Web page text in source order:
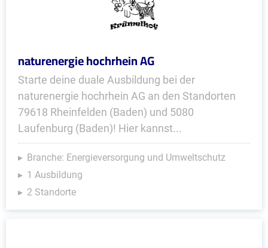
naturenergie hochrhein AG
Starte deine duale Ausbildung bei der
naturenergie hochrhein AG an den Standorten
79618 Rheinfelden (Baden) und 5080
Laufenburg (Baden)! Hier kannst...
Branche: Energieversorgung und Umweltschutz
1 Ausbildung
2 Standorte